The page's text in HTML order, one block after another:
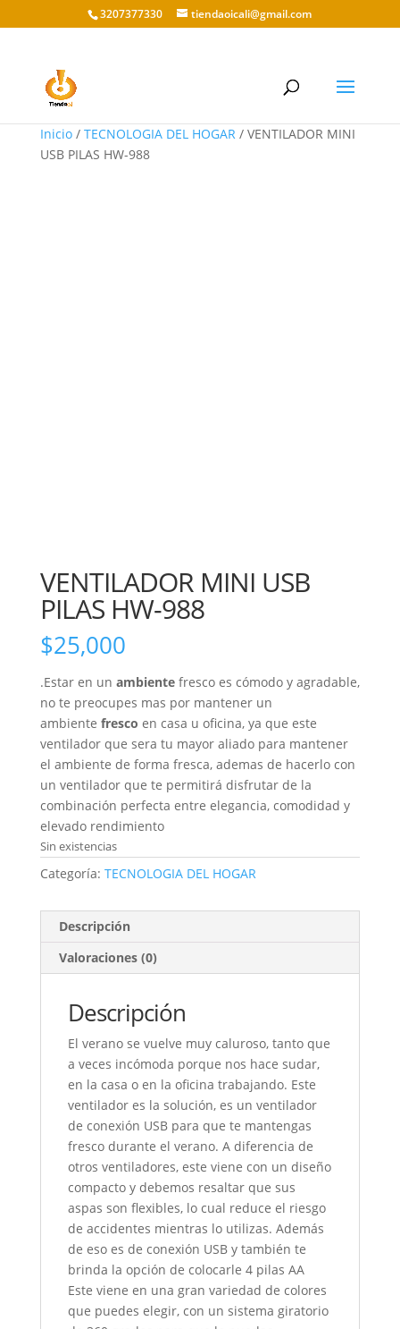
3207377330 tiendaoicali@gmail.com
Inicio/ TECNOLOGIA DEL HOGAR/ VENTILADOR MINI
USB PILAS HW-988
VENTILADOR MINI USB
PILAS HW-988
$25,000
.Estar en un ambiente fresco es cómodo y agradable,
no te preocupes mas por mantener un
ambiente fresco en casa u oficina, ya que este
ventilador que sera tu mayor aliado para mantener
el ambiente de forma fresca, ademas de hacerlo con
un ventilador que te permitirá disfrutar de la
combinación perfecta entre elegancia, comodidad y
elevado rendimiento
Sin existencias
Categoría: TECNOLOGIA DEL HOGAR
Descripción
Valoraciones (0)
Descripción
El verano se vuelve muy caluroso, tanto que
a veces incómoda porque nos hace sudar,
en la casa o en la oficina trabajando. Este
ventilador es la solución, es un ventilador
de conexión USB para que te mantengas
fresco durante el verano. A diferencia de
otros ventiladores, este viene con un diseño
compacto y debemos resaltar que sus
aspas son flexibles, lo cual reduce el riesgo
de accidentes mientras lo utilizas. Además
de eso es de conexión USB y también te
brinda la opción de colocarle 4 pilas AA
Este viene en una gran variedad de colores
que puedes elegir, con un sistema giratorio